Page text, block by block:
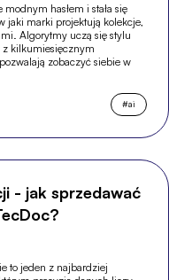
hasłem i stała się
jaki marki projektują kolekcje,
Algorytmy uczą się stylu
z kilkumiesięcznym
zobaczyć siebie w
#ai
- jak sprzedawać
to jeden z najbardziej